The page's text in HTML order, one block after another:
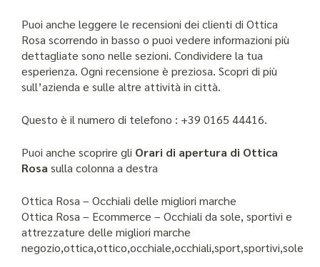
Puoi anche leggere le recensioni dei clienti di Ottica
Rosa scorrendo in basso o puoi vedere informazioni più
dettagliate sono nelle sezioni. Condividere la tua
esperienza. Ogni recensione è preziosa. Scopri di più
sull’azienda e sulle altre attività in città.
Questo è il numero di telefono : +39 0165 44416.
Puoi anche scoprire gli Orari di apertura di Ottica
Rosasulla colonna a destra
Ottica Rosa – Occhiali delle migliori marche
Ottica Rosa – Ecommerce – Occhiali da sole, sportivi e
attrezzature delle migliori marche
negozio,ottica,ottico,occhiale,occhiali,sport,sportivi,sole